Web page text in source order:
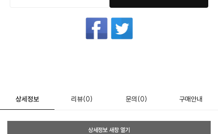
상세정보 리뷰(0) 문의 (0) 구매안내
상세정보 새창 열기